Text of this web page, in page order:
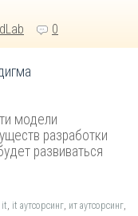
0
модели
разработки
развиваться
it, it аутсорсинг, ит аутсорсинг,